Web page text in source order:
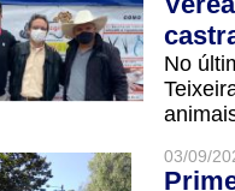
No
03/09/